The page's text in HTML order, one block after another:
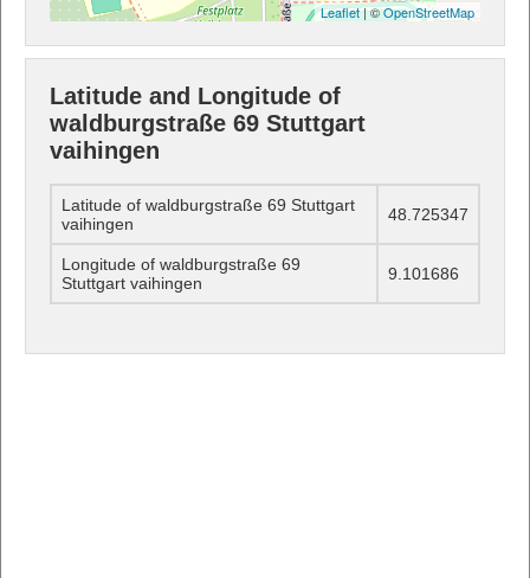
Leaflet| ©OpenStreetMap
Latitude and Longitude of
waldburgstraße 69 Stuttgart
vaihingen
Latitude of waldburgstraße 69 Stuttgart
vaihingen
48.725347
Longitude of waldburgstraße 69
Stuttgart vaihingen
9.101686